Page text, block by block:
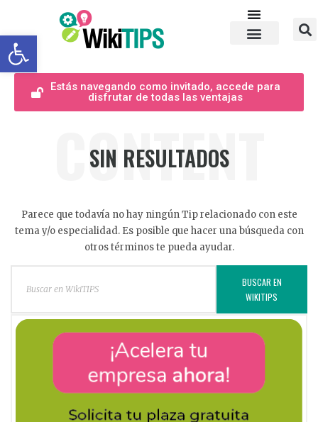
Abrir barra de herramientas
Estás navegando como invitado, accede para
disfrutar de todas las ventajas
CONTENT
SIN RESULTADOS
Parece que todavía no hay ningún Tip relacionado con este
tema y/o especialidad. Es posible que hacer una búsqueda con
otros términos te pueda ayudar.
BUSCAR EN
WIKITIPS